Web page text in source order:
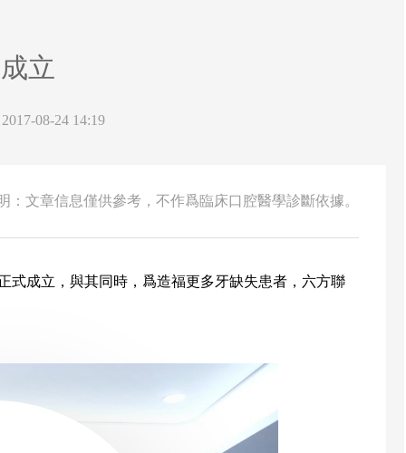
立
08-24 14:19
：文章信息僅供參考，不作爲臨床口腔醫學診斷依據。
式成立，與其同時，爲造福更多牙缺失患者，六方聯